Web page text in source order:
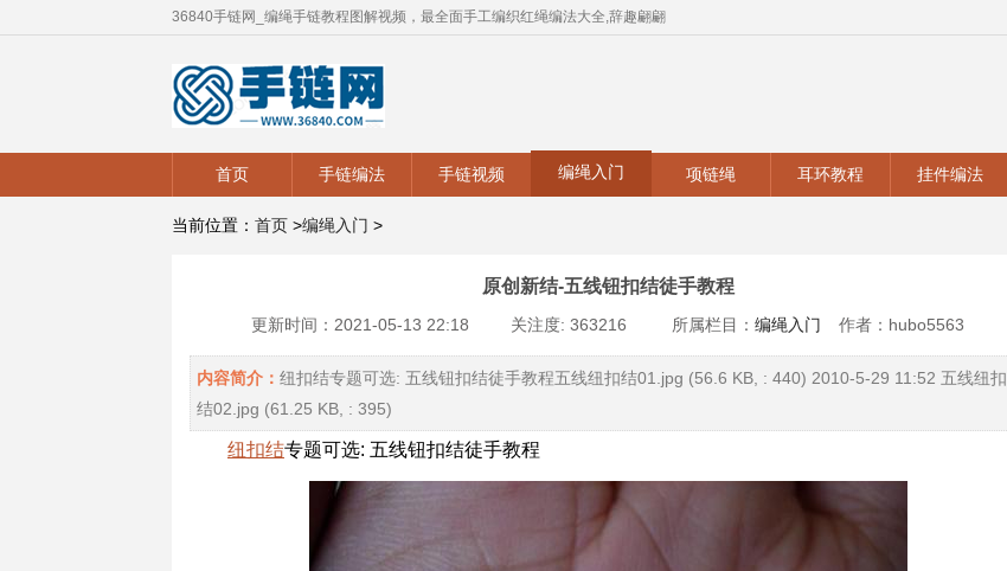
36840手链网_编绳手链教程图解视频，最全面手工编织红绳编法大全,辞趣翩翩
首页
手链编法 手链视频 编绳入门 项链绳 耳环教程 挂件编法
当前位置： 首页 >编绳入门 >
原创新结-五线钮扣结徒手教程
更新时间：2021-05-13 22:18 关注度: 363216 所属栏目： 编绳入门 作者：hubo5563
内容简介： 纽扣结专题可选: 五线钮扣结徒手教程五线纽扣结01.jpg (56.6 KB, : 440) 2010-5-29 11:52 五线纽扣
结02.jpg (61.25 KB, : 395)
纽扣结专题可选: 五线钮扣结徒手教程